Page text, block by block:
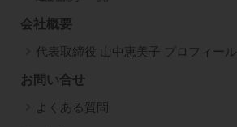
会社概要
代表取締役 山中恵美子 プロフィール
お問い合せ
よくある質問